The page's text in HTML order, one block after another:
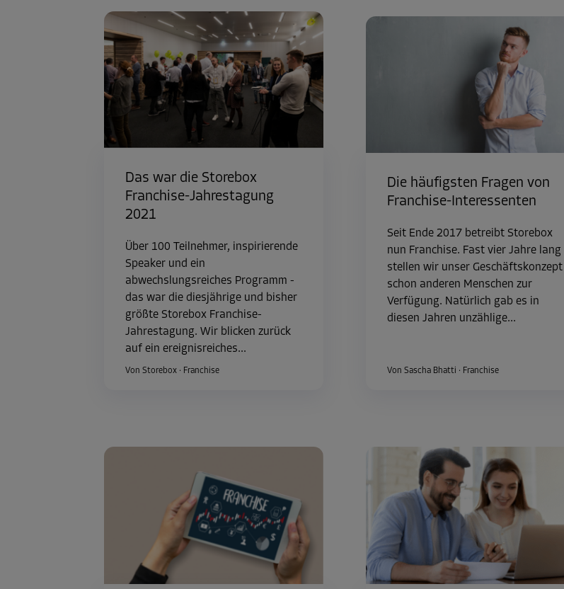
Das war die Storebox
Franchise-Jahrestagung
2021
Über 100 Teilnehmer, inspirierende
Speaker und ein
abwechslungsreiches Programm -
das war die diesjährige und bisher
größte Storebox Franchise-
Jahrestagung. Wir blicken zurück
auf ein ereignisreiches...
Von Storebox · Franchise
Die häufigsten Fragen von
Franchise-Interessenten
Seit Ende 2017 betreibt Storebox
nun Franchise. Fast vier Jahre lang
stellen wir unser Geschäftskonzept
schon anderen Menschen zur
Verfügung. Natürlich gab es in
diesen Jahren unzählige...
Von Sascha Bhatti · Franchise